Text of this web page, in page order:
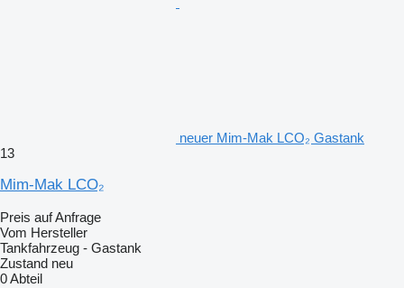
neuer Mim-Mak LCO₂ Gastank
13
Mim-Mak LCO₂
Preis auf Anfrage
Vom Hersteller
Tankfahrzeug - Gastank
Zustand neu
0 Abteil